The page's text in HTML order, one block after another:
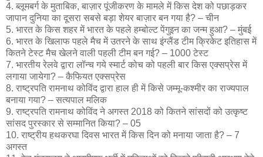
4. ब्लूमबर्ग के मुताबिक, बाज़ार पूंजीकरण के मामले में किस देश को पछाड़कर
जापान दुनिया का दूसरा सबसे बड़ा शेयर बाज़ार बन गया है? – चीन
5. भारत के किस शहर में भारत के पहले हम्बोल्ट पेंगुइन का जन्म हुआ? – मुंबई
6. भारत के खिलाफ पहले मैच में उतरने के साथ इंग्लैंड टीम क्रिकेट इतिहास में
कितने टेस्ट मैच खेलने वाली पहली टीम बन गई? – 1000 टेस्ट
7. भारतीय रेलवे द्वारा लॉन्च गये स्मार्ट कोच को पहली बार किस एक्सप्रेस में
लगाया जायेगा? – कैफियत एक्सप्रेस
8. राष्ट्रपति रामनाथ कोविंद द्वारा हाल ही में किसे जम्मू-कश्मीर का राज्यपाल
बनाया गया? – सत्यपाल मलिक
9. राष्ट्रपति रामनाथ कोविंद ने अगस्त 2018 को कितने सांसदों को उत्कृष्ट
सांसद पुरस्कार से सम्मानित किया? – 05
10. राष्ट्रीय हथकरघा दिवस भारत में किस दिन को मनाया जाता है? – 7
अगस्त